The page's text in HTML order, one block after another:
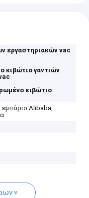
εργαστηριακών vac
κιβώτιο γαντιών
κιβώτιο
Alibaba,